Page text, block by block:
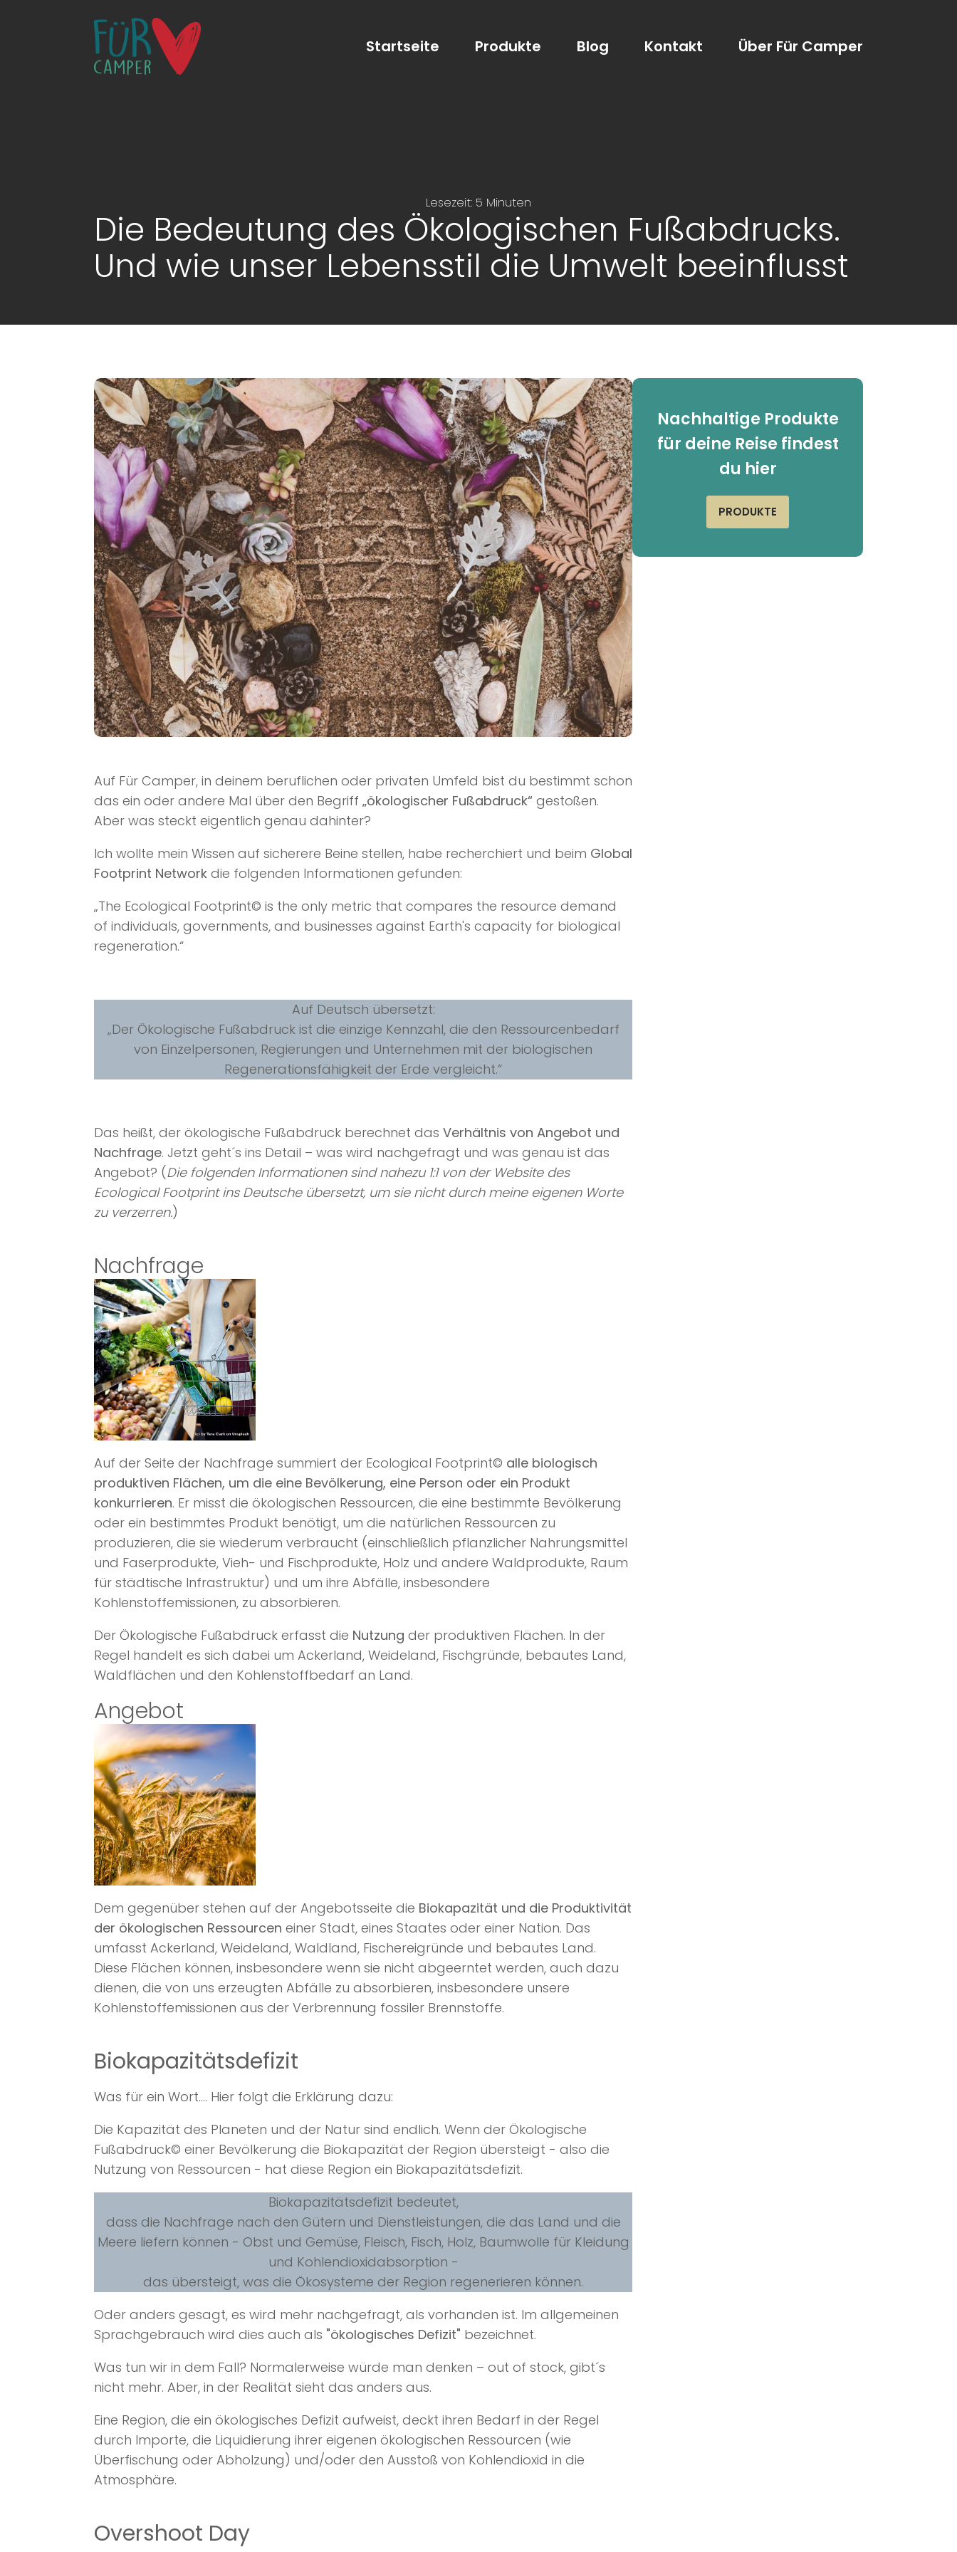
Startseite Produkte Blog Kontakt Über Für Camper
Lesezeit: 5 Minuten
Die Bedeutung des Ökologischen Fußabdrucks.
Und wie unser Lebensstil die Umwelt beeinflusst
Auf Für Camper, in deinem beruflichen oder privaten Umfeld bist du bestimmt schon
das ein oder andere Mal über den Begriff „ökologischer Fußabdruck“ gestoßen.
Aber was steckt eigentlich genau dahinter?
Ich wollte mein Wissen auf sicherere Beine stellen, habe recherchiert und beim Global
Footprint Network die folgenden Informationen gefunden:
„The Ecological Footprint© is the only metric that compares the resource demand
of individuals, governments, and businesses against Earth's capacity for biological
regeneration.“
Auf Deutsch übersetzt:
„Der Ökologische Fußabdruck ist die einzige Kennzahl, die den Ressourcenbedarf
von Einzelpersonen, Regierungen und Unternehmen mit der biologischen
Regenerationsfähigkeit der Erde vergleicht.“
Das heißt, der ökologische Fußabdruck berechnet das Verhältnis von Angebot und
Nachfrage. Jetzt geht´s ins Detail – was wird nachgefragt und was genau ist das
Angebot? (Die folgenden Informationen sind nahezu 1:1 von der Website des
Ecological Footprint ins Deutsche übersetzt, um sie nicht durch meine eigenen Worte
zu verzerren.)
Nachfrage
Auf der Seite der Nachfrage summiert der Ecological Footprint© alle biologisch
produktiven Flächen, um die eine Bevölkerung, eine Person oder ein Produkt
konkurrieren. Er misst die ökologischen Ressourcen, die eine bestimmte Bevölkerung
oder ein bestimmtes Produkt benötigt, um die natürlichen Ressourcen zu
produzieren, die sie wiederum verbraucht (einschließlich pflanzlicher Nahrungsmittel
und Faserprodukte, Vieh- und Fischprodukte, Holz und andere Waldprodukte, Raum
für städtische Infrastruktur) und um ihre Abfälle, insbesondere
Kohlenstoffemissionen, zu absorbieren.
Der Ökologische Fußabdruck erfasst die Nutzung der produktiven Flächen. In der
Regel handelt es sich dabei um Ackerland, Weideland, Fischgründe, bebautes Land,
Waldflächen und den Kohlenstoffbedarf an Land.
Angebot
Dem gegenüber stehen auf der Angebotsseite die Biokapazität und die Produktivität
der ökologischen Ressourcen einer Stadt, eines Staates oder einer Nation. Das
umfasst Ackerland, Weideland, Waldland, Fischereigründe und bebautes Land.
Diese Flächen können, insbesondere wenn sie nicht abgeerntet werden, auch dazu
dienen, die von uns erzeugten Abfälle zu absorbieren, insbesondere unsere
Kohlenstoffemissionen aus der Verbrennung fossiler Brennstoffe.
Biokapazitätsdefizit
Was für ein Wort.... Hier folgt die Erklärung dazu:
Die Kapazität des Planeten und der Natur sind endlich. Wenn der Ökologische
Fußabdruck© einer Bevölkerung die Biokapazität der Region übersteigt - also die
Nutzung von Ressourcen - hat diese Region ein Biokapazitätsdefizit.
Biokapazitätsdefizit bedeutet,
dass die Nachfrage nach den Gütern und Dienstleistungen, die das Land und die
Meere liefern können - Obst und Gemüse, Fleisch, Fisch, Holz, Baumwolle für Kleidung
und Kohlendioxidabsorption -
das übersteigt, was die Ökosysteme der Region regenerieren können.
Oder anders gesagt, es wird mehr nachgefragt, als vorhanden ist. Im allgemeinen
Sprachgebrauch wird dies auch als "ökologisches Defizit" bezeichnet.
Was tun wir in dem Fall? Normalerweise würde man denken – out of stock, gibt´s
nicht mehr. Aber, in der Realität sieht das anders aus.
Eine Region, die ein ökologisches Defizit aufweist, deckt ihren Bedarf in der Regel
durch Importe, die Liquidierung ihrer eigenen ökologischen Ressourcen (wie
Überfischung oder Abholzung) und/oder den Ausstoß von Kohlendioxid in die
Atmosphäre.
Overshoot Day
Nachhaltige Produkte
für deine Reise findest
du hier
PRODUKTE